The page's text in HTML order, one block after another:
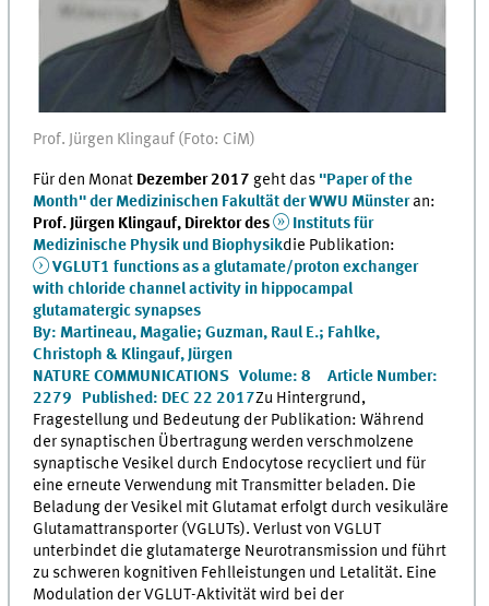
Prof. Jürgen Klingauf (Foto: CiM)
Für den Monat Dezember 2017 geht das "Paper of the
Month" der Medizinischen Fakultät der WWU Münsteran:
Prof. Jürgen Klingauf, Direktor des
Instituts für
Medizinische Physik und Biophysikdie Publikation:
VGLUT1 functions as a glutamate/proton exchanger
with chloride channel activity in hippocampal
glutamatergic synapses
By: Martineau, Magalie; Guzman, Raul E.; Fahlke,
Christoph & Klingauf, Jürgen
NATURE COMMUNICATIONS Volume: 8 Article Number:
2279 Published: DEC 22 2017Zu Hintergrund,
Fragestellung und Bedeutung der Publikation: Während
der synaptischen Übertragung werden verschmolzene
synaptische Vesikel durch Endocytose recycliert und für
eine erneute Verwendung mit Transmitter beladen. Die
Beladung der Vesikel mit Glutamat erfolgt durch vesikuläre
Glutamattransporter (VGLUTs). Verlust von VGLUT
unterbindet die glutamaterge Neurotransmission und führt
zu schweren kognitiven Fehlleistungen und Letalität. Eine
Modulation der VGLUT-Aktivität wird bei der